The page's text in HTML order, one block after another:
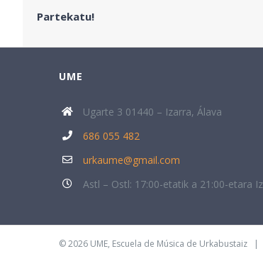
Partekatu!
UME
Ugarte 3 01440 – Izarra, Álava
686 055 482
urkaume@gmail.com
Astl – Ostl: 17:00-etatik a 21:00-etara
©2026 UME, Escuela de Música de